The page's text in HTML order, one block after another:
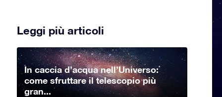
Leggi più articoli
In caccia d’acqua nell’Universo:
come sfruttare il telescopio più
gran...